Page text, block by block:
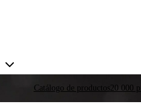
Catálogo de productos20 000